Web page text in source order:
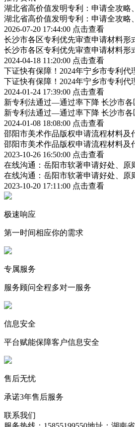
湖北省高价值发明专利：申请全攻略
湖北省高价值发明专利：申请全攻略
2026-07-20 17:44:00 点击查看
长沙市各区专利优先审查申请材料形
长沙市各区专利优先审查申请材料形
2024-04-18 11:20:00 点击查看
下证快有保障！2024年宁乡市专利
下证快有保障！2024年宁乡市专利
2024-01-24 17:39:00 点击查看
新专利法通过—通过率下降 长沙市
新专利法通过—通过率下降 长沙市
2024-01-08 18:08:00 点击查看
邵阳市美术作品版权申请流程材料
邵阳市美术作品版权申请流程材料
2023-10-26 16:50:00 点击查看
在线沟通：岳阳市软著申请好处、原
在线沟通：岳阳市软著申请好处、原
2023-10-20 17:11:00 点击查看
极速响应
第一时间相应你的需求
专属服务
服务顾问全程多对一服务
信息安全
平台赋能保障客户信息安全
售后无忧
承诺3年售后服务
联系我们